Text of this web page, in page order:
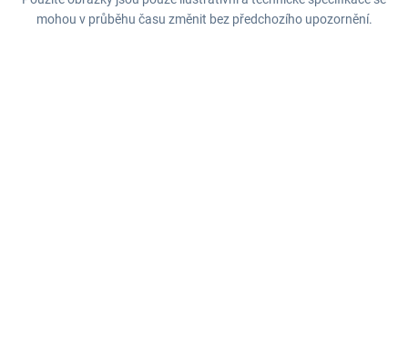
mohou v průběhu času změnit bez předchozího upozornění.